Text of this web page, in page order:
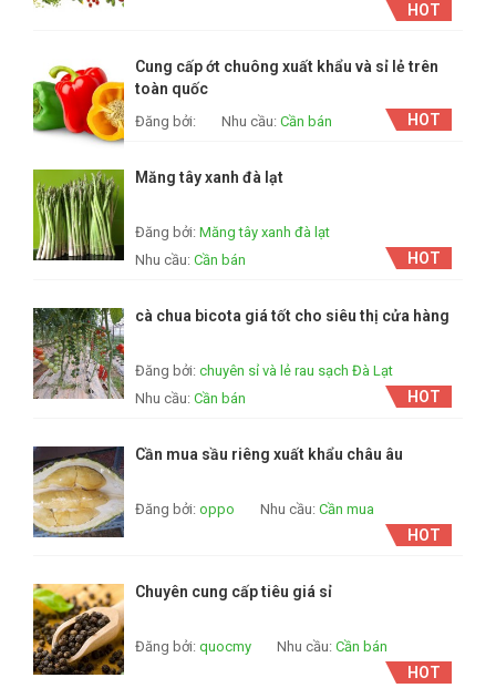
HOT
Cung cấp ớt chuông xuất khẩu và sỉ lẻ trên
toàn quốc
Đăng bởi: Nhu cầu: Cần bán HOT
Măng tây xanh đà lạt
Đăng bởi: Măng tây xanh đà lạt
Nhu cầu: Cần bán HOT
cà chua bicota giá tốt cho siêu thị cửa hàng
Đăng bởi: chuyên sỉ và lẻ rau sạch Đà Lạt
Nhu cầu: Cần bán HOT
Cần mua sầu riêng xuất khẩu châu âu
Đăng bởi: oppo Nhu cầu: Cần mua
HOT
Chuyên cung cấp tiêu giá sỉ
Đăng bởi: quocmy Nhu cầu: Cần bán
HOT